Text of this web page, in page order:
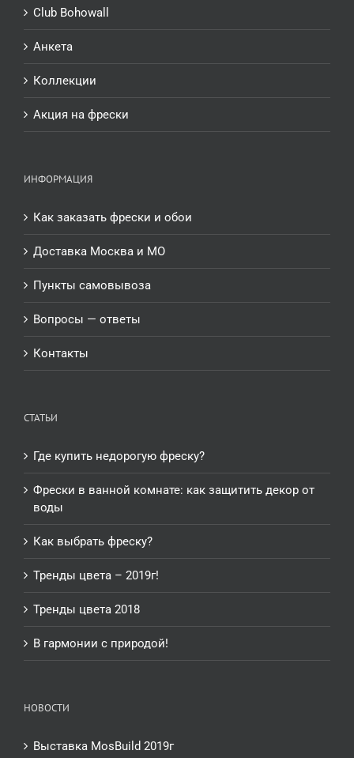
Club Bohowall
Анкета
Коллекции
Акция на фрески
ИНФОРМАЦИЯ
Как заказать фрески и обои
Доставка Москва и МО
Пункты самовывоза
Вопросы — ответы
Контакты
СТАТЬИ
Где купить недорогую фреску?
Фрески в ванной комнате: как защитить декор от
воды
Как выбрать фреску?
Тренды цвета – 2019г!
Тренды цвета 2018
В гармонии с природой!
НОВОСТИ
Выставка MosBuild 2019г